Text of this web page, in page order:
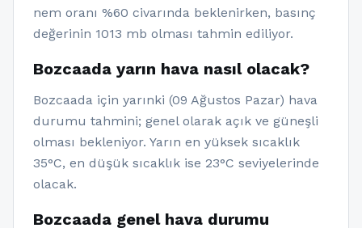
nem oranı %60 civarında beklenirken, basınç
değerinin 1013 mb olması tahmin ediliyor.
Bozcaada yarın hava nasıl olacak?
Bozcaada için yarınki (09 Ağustos Pazar) hava
durumu tahmini; genel olarak açık ve güneşli
olması bekleniyor. Yarın en yüksek sıcaklık
35°C, en düşük sıcaklık ise 23°C seviyelerinde
olacak.
Bozcaada genel hava durumu